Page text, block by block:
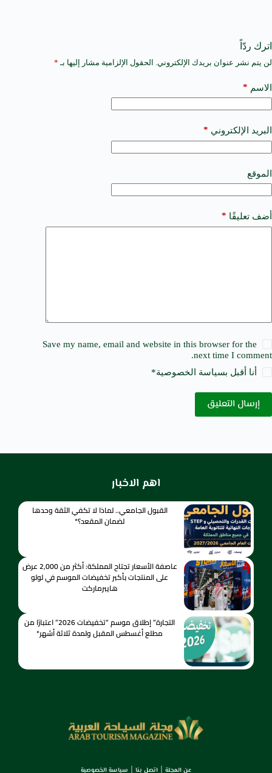
اترك ردّاً
لن يتم نشر عنوان بريدك الإلكتروني. الحقول الإلزامية مشار إليها بـ *
الاسم *
البريد الإلكتروني *
الموقع
أضف تعليقًا *
Save my name, email and website in this browser for the
next time I comment.
أنا أقبل بسياسة الخصوصية*
إرسال التعليق
A
t
e
a
t
i
e
:
اهم الاخبار
القبول الجامعي.. لماذا لا تكفي الثقة وحدها
لضمان المقعد؟*
عاصفة الأسعار تجتاح المملكة: أكثر من 2,000 عرض
على المنتجات بأكبر تخفيضات الموسم في لولو
هايبرماركت
التجارة” إطلاق موسم “تخفيضات 2026” اعتبارًا من
مطلع أغسطس المقبل ولمدة ثلاثة أشهر*
عن المجلة اتصل بنا سياسة الخصوصية